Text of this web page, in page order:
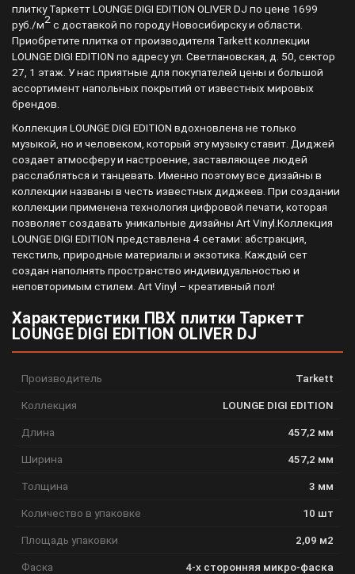
плитку Таркетт LOUNGE DIGI EDITION OLIVER DJ по цене 1699
руб./м2с доставкой по городу Новосибирску и области.
Приобретите плитка от производителя Tarkett коллекции
LOUNGE DIGI EDITION по адресу ул. Светлановская, д. 50, сектор
27, 1 этаж. У нас приятные для покупателей цены и большой
ассортимент напольных покрытий от известных мировых
брендов.
Коллекция LOUNGE DIGI EDITION вдохновлена не только
музыкой, но и человеком, который эту музыку ставит. Диджей
создает атмосферу и настроение, заставляющее людей
расслабляться и танцевать. Именно поэтому все дизайны в
коллекции названы в честь известных диджеев. При создании
коллекции применена технология цифровой печати, которая
позволяет создавать уникальные дизайны Art Vinyl.Коллекция
LOUNGE DIGI EDITION представлена 4 сетами: абстракция,
текстиль, природные материалы и экзотика. Каждый сет
создан наполнять пространство индивидуальностью и
неповторимым стилем. Art Vinyl – креативный пол!
Характеристики ПВХ плитки Таркетт
LOUNGE DIGI EDITION OLIVER DJ
Производитель Tarkett
Коллекция LOUNGE DIGI EDITION
Длина 457,2 мм
Ширина 457,2 мм
Толщина 3 мм
Количество в упаковке 10 шт
Площадь упаковки 2,09 м2
Фаска 4-х сторонняя микро-фаска